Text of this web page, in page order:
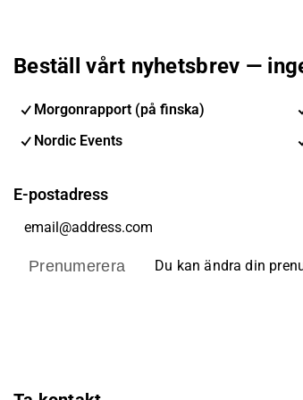
Beställ vårt nyhetsbrev —
Morgonrapport (på finska)
Nordic Events
E-postadress
Prenumerera Du kan ändra din